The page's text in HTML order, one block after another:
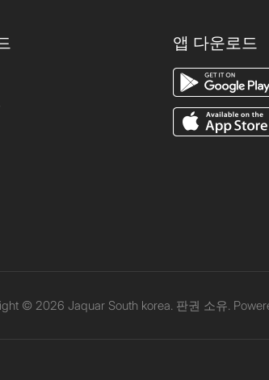
앱 다운로드
© 2026 Jaquar South korea. 판권 소유.